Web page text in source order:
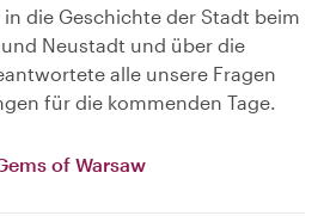
die Geschichte der Stadt beim
Neustadt und über die
alle unsere Fragen
für die kommenden Tage.
of Warsaw